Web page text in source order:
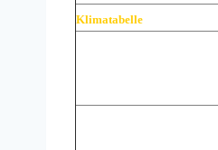
Klimatabelle